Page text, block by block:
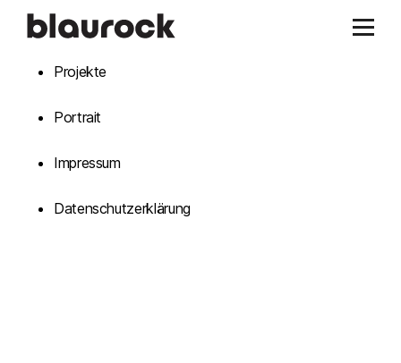
Projekte
Portrait
Impressum
Datenschutzerklärung